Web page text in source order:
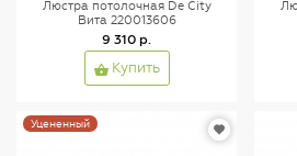
Люстра потолочная De City
Вита 220013606
9 310 р.
Купить
Уцененный